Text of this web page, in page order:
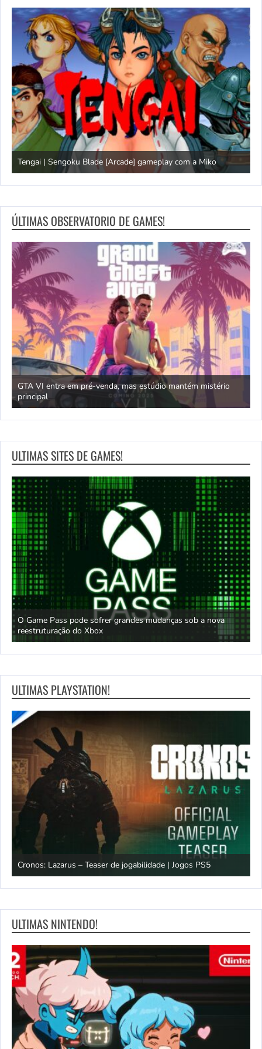
Tengai | Sengoku Blade [Arcade] gameplay com a Miko
ÚLTIMAS OBSERVATORIO DE GAMES!
GTA VI entra em pré-venda, mas estúdio mantém mistério
principal
ULTIMAS SITES DE GAMES!
O Game Pass pode sofrer grandes mudanças sob a nova
reestruturação do Xbox
ULTIMAS PLAYSTATION!
Cronos: Lazarus – Teaser de jogabilidade | Jogos PS5
ULTIMAS NINTENDO!